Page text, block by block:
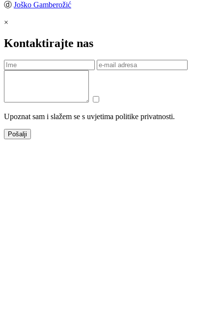
ⓓ Joško Gamberožić
×
Kontaktirajte nas
Upoznat sam i slažem se s uvjetima politike privatnosti.
Pošalji